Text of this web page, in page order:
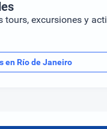
tours, excursiones y
en Río de Janeiro